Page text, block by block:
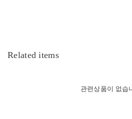
Related items
관련상품이 없습